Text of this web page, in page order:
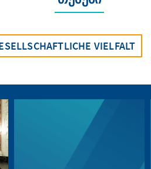
VIELFALT